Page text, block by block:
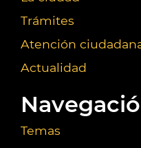
Trámites
Atención
Actualidad
Temas